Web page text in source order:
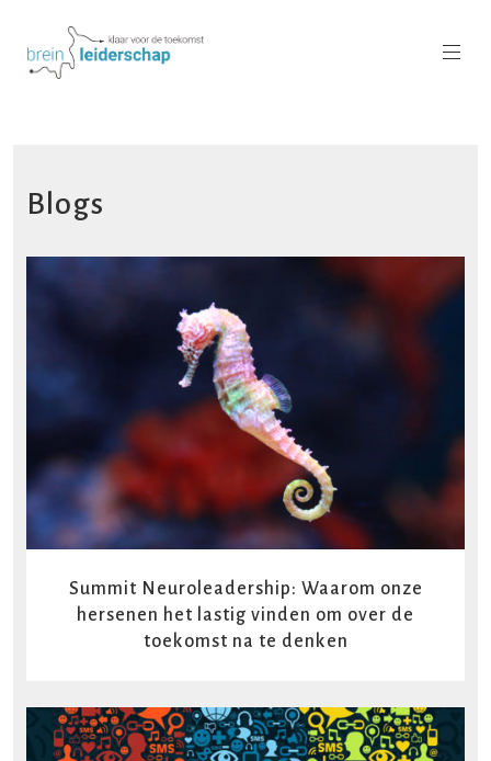
Blogs
READ MORE
Summit Neuroleadership: Waarom onze
hersenen het lastig vinden om over de
toekomst na te denken